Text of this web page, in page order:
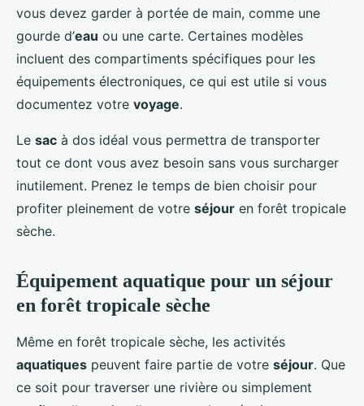
vous devez garder à portée de main, comme une
gourde d’eau ou une carte. Certaines modèles
incluent des compartiments spécifiques pour les
équipements électroniques, ce qui est utile si vous
documentez votre voyage.
Le sac à dos idéal vous permettra de transporter
tout ce dont vous avez besoin sans vous surcharger
inutilement. Prenez le temps de bien choisir pour
profiter pleinement de votre séjour en forêt tropicale
sèche.
Équipement aquatique pour un séjour
en forêt tropicale sèche
Même en forêt tropicale sèche, les activités
aquatiques peuvent faire partie de votre séjour. Que
ce soit pour traverser une rivière ou simplement